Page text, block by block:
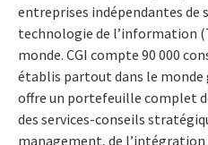
entreprises indépendantes de
technologie de l’information
monde. CGI compte 90 000
établis partout dans le monde
offre un portefeuille complet
des services-conseils
management, de l’intégration